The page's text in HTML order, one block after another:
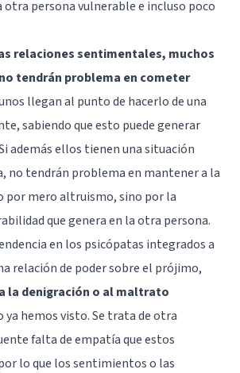
otra persona vulnerable e incluso poco
relaciones sentimentales, muchos
tendrán problema en cometer
llegan al punto de hacerlo de una
sabiendo que esto puede generar
además ellos tienen una situación
no tendrán problema en mantener a la
por mero altruismo, sino por la
que genera en la otra persona.
en los psicópatas integrados a
relación de poder sobre el prójimo,
la denigración o al maltrato
ya hemos visto. Se trata de otra
falta de empatía que estos
lo que los sentimientos o las